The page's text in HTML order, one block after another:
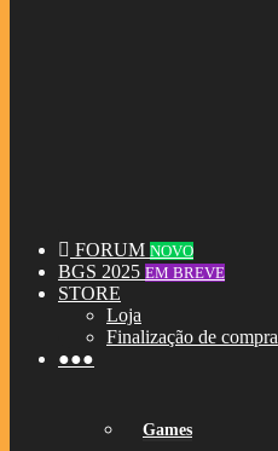
FORUM NOVO
BGS 2025 EM BREVE
STORE
Loja
Finalização de compra
●●●
Games